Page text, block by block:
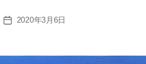
投
2020年3月6日